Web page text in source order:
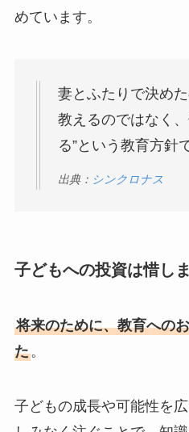
めています。
妻とふたりで決め
教えるのではなく
る”という教育方針
出典： シンクロナス
子どもへの投資は惜し
将来のために、教育への
た。
子どもの成長や可能性を